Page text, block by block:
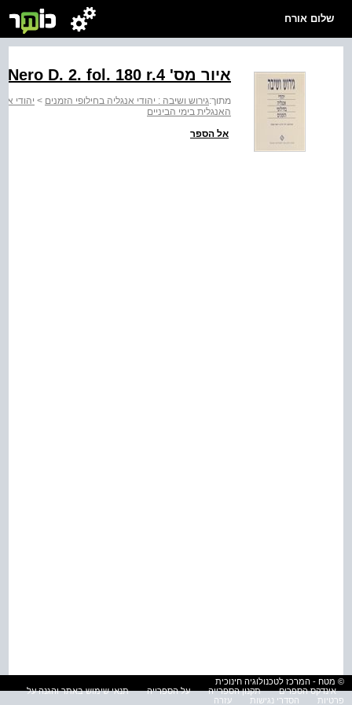
שלום אורח
איור מס' ‭BL Cotton Nero D. 2. fol. 180 r.4‬
מתוך:גירוש ושיבה : יהודי אנגליה בחילופי הזמנים > יהודי
האנגלית בימי הביניים
אל הספר
© מטח - המרכז לטכנולוגיה חינוכית
אינדקס הספרים
תקנון הספרייה על הספרייה
תנאי שימוש באתר והגנה על
פרטיות
הסדרי נגישות עזרה